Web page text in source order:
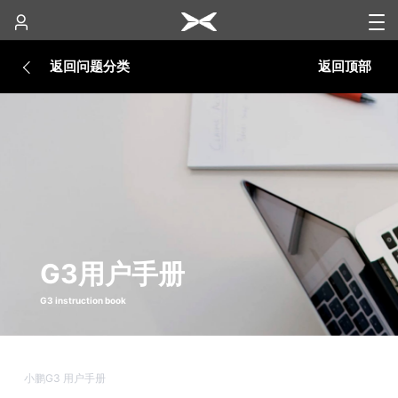
返回问题分类 返回顶部
G3用户手册
G3 instruction book
小鹏G3 用户手册